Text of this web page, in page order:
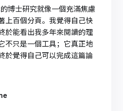
博士研究就像一個充滿焦慮
上百個分頁。我覺得自己快
於能看出我多年來閱讀的理
不只是一個工具；它真正地
於覺得自己可以完成這篇論